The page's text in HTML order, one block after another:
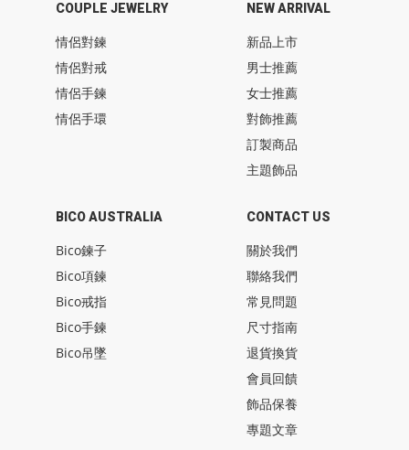
COUPLE JEWELRY
情侶對鍊
情侶對戒
情侶手鍊
情侶手環
BICO AUSTRALIA
Bico鍊子
Bico項鍊
Bico戒指
Bico手鍊
Bico吊墜
NEW ARRIVAL
新品上市
男士推薦
女士推薦
對飾推薦
訂製商品
主題飾品
CONTACT US
關於我們
聯絡我們
常見問題
尺寸指南
退貨換貨
會員回饋
飾品保養
專題文章